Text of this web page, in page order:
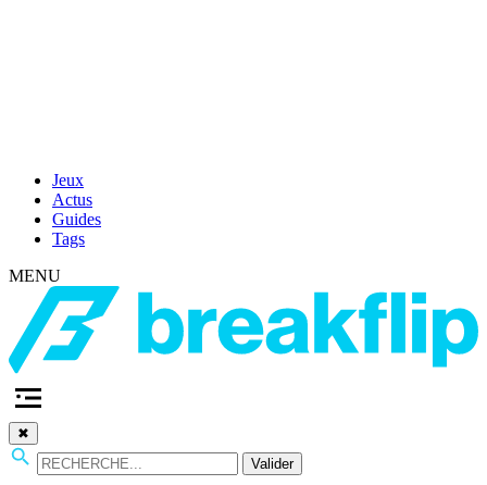
Jeux
Actus
Guides
Tags
MENU
✖
Valider